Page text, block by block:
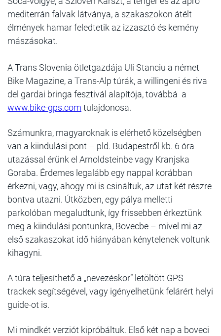
mediterrán falvak látványa, a szakaszokon átélt
élmények hamar feledtetik az izzasztó és kemény
mászásokat.
A Trans Slovenia ötletgazdája Uli Stanciu a német
Bike Magazine, a Trans-Alp túrák, a willingeni és riva
del gardai bringa fesztivál alapítója, továbbá a
www.bike-gps.com tulajdonosa.
Számunkra, magyaroknak is elérhető közelségben
van a kiindulási pont – pld. Budapestről kb. 6 óra
utazással érünk el Arnoldsteinbe vagy Kranjska
Goraba. Érdemes legalább egy nappal korábban
érkezni, vagy, ahogy mi is csináltuk, az utat két részre
bontva utazni. Útközben, egy pálya melletti
parkolóban megaludtunk, így frissebben érkeztünk
meg a kiindulási pontunkra, Bovecbe – mivel mi az
első szakaszokat idő hiányában kénytelenek voltunk
kihagyni.
A túra teljesíthető a „nevezéskor” letöltött GPS
trackek segítségével, vagy igényelhetünk felárért helyi
guide-ot is.
Mi mindkét verziót kipróbáltuk. Első két nap a boveci